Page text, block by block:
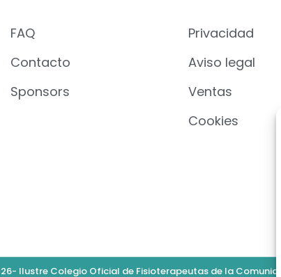
FAQ
Contacto
Sponsors
Privacidad
Aviso legal
Ventas
Cookies
Ilustre Colegio Oficial de Fisioterapeutas de la